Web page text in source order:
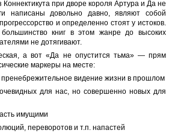
Коннектикута при дворе короля Артура и Да не
написаны довольно давно, являют собой
и определенно стоят у истоков.
книг в этом жанре до высоких
не дотягивают.
а вот «Да не опустится тьма» — прям
маркеры на месте:
видение жизни в прошлом
для нас, но совершенно новых для
имущими
переворотов и т.п. напастей